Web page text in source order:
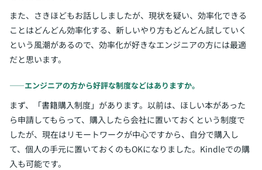
また、さきほどもお話ししましたが、現状を疑い、効率化できる
ことはどんどん効率化する、新しいやり方もどんどん試していく
という風潮があるので、効率化が好きなエンジニアの方には最適
だと思います。
――エンジニアの方から好評な制度などはありますか。
まず、「書籍購入制度」があります。以前は、ほしい本があった
ら申請してもらって、購入したら会社に置いておくという制度で
したが、現在はリモートワークが中心ですから、自分で購入し
て、個人の手元に置いておくのもOKになりました。Kindleでの購
入も可能です。